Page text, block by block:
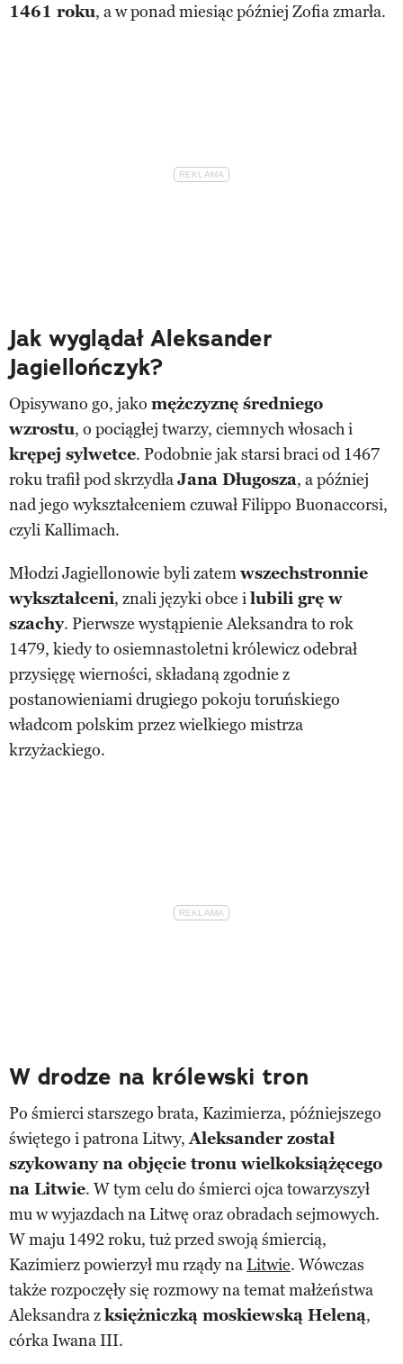
1461 roku, a w ponad miesiąc później Zofia zmarła.
Jak wyglądał Aleksander
Jagiellończyk?
Opisywano go, jako mężczyznę średniego
wzrostu, o pociągłej twarzy, ciemnych włosach i
krępej sylwetce. Podobnie jak starsi braci od 1467
roku trafił pod skrzydłaJana Długosza, a później
nad jego wykształceniem czuwał Filippo Buonaccorsi,
czyli Kallimach.
Młodzi Jagiellonowie byli zatemwszechstronnie
wykształceni, znali języki obce ilubili grę w
szachy. Pierwsze wystąpienie Aleksandra to rok
1479, kiedy to osiemnastoletni królewicz odebrał
przysięgę wierności, składaną zgodnie z
postanowieniami drugiego pokoju toruńskiego
władcom polskim przez wielkiego mistrza
krzyżackiego.
W drodze na królewski tron
Po śmierci starszego brata, Kazimierza, późniejszego
świętego i patrona Litwy,Aleksander został
szykowany na objęcie tronu wielkoksiążęcego
na Litwie. W tym celu do śmierci ojca towarzyszył
mu w wyjazdach na Litwę oraz obradach sejmowych.
W maju 1492 roku, tuż przed swoją śmiercią,
Kazimierz powierzył mu rządy na Litwie. Wówczas
także rozpoczęły się rozmowy na temat małżeństwa
Aleksandra zksiężniczką moskiewską Heleną,
córka Iwana III.